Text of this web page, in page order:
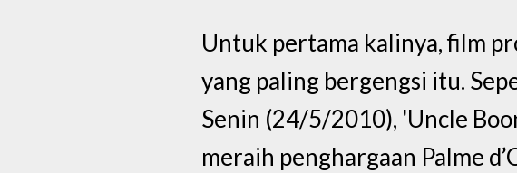
Untuk pertama kalinya, film
yang paling bergengsi itu.
Senin (24/5/2010), 'Uncle
meraih penghargaan Palme